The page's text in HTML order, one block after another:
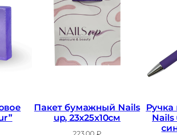
Пакет бумажный Nails
up, 23х25х10см
Ручка
Nails